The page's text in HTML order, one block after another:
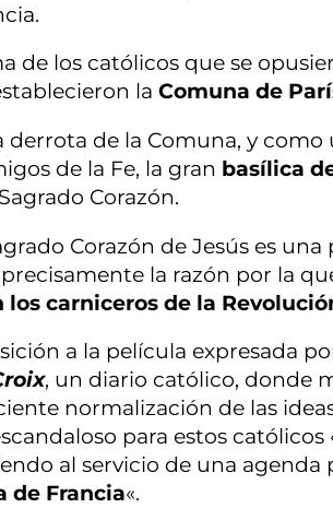
de los católicos que se
la Comuna de
de la Comuna, y
de la Fe, la gran basílica
Corazón.
Corazón de Jesús es
la razón por la
carniceros de la
a la película expresada
, un diario católico, donde
normalización de las
para estos católicos
al servicio de una agenda
de Francia«.